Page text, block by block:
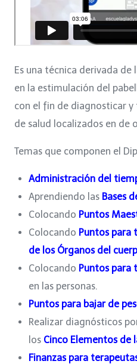
Es una técnica derivada
en la estimulación del
con el fin de diagnosticar
de salud localizados en de
Temas que componen el
Administración del
Aprendiendo las Bases
Colocando Puntos
Colocando Puntos
de los Órganos del
Colocando Puntos para
en las personas.
Puntos para bajar de
Realizar diagnósticos
los Cinco Elementos de
Finanzas para